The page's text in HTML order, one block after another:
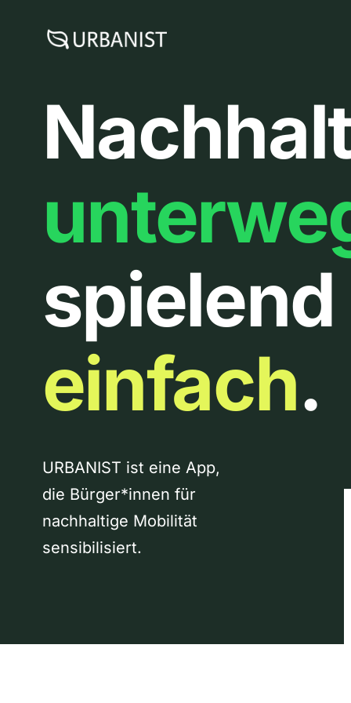
spielend
einfach.
URBANIST ist eine App,
die Bürger*innen für
nachhaltige Mobilität
sensibilisiert.